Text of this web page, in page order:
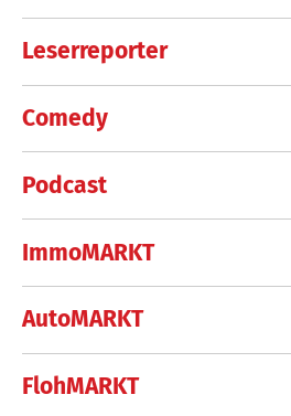
Leserreporter
Comedy
Podcast
ImmoMARKT
AutoMARKT
FlohMARKT